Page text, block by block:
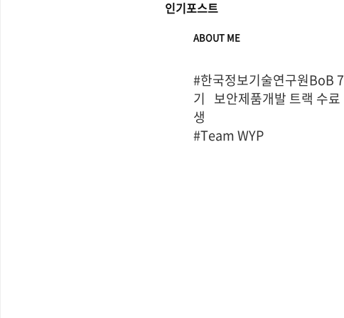
인기포스트
ABOUT ME
#한국정보기술연구원BoB 7
기   보안제품개발 트랙 수료
생
#Team WYP